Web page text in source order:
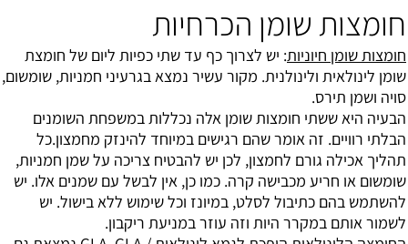
חומצות שומן הכרחיות
חומצות שומן חיוניות: יש לצרוך כף עד שתי כפיות ליום של חומצת
שומן לינולאית ולינולנית. מקור עשיר נמצא בגרעיני חמניות, שומשום,
סויה ושמן תירס.
הבעיה היא ששתי חומצות שומן אלה נכללות במשפחת השומנים
הבלתי רוויים. זה אומר שהם רגישים במיוחד להינזק מחמצון.כל
תהליך אכילה גורם לחמצון, לכן יש להבטיח צריכה על שמן חמניות,
שומשום או חריע מכבישה קרה. כמו כן, אין לבשל עם שמנים אלו. יש
להשתמש בהם כתיבול לסלט, במיונז וכל שימוש ללא בישול. יש
לשמור אותם במקרר היות וזה עוזר במניעת ריקבון.